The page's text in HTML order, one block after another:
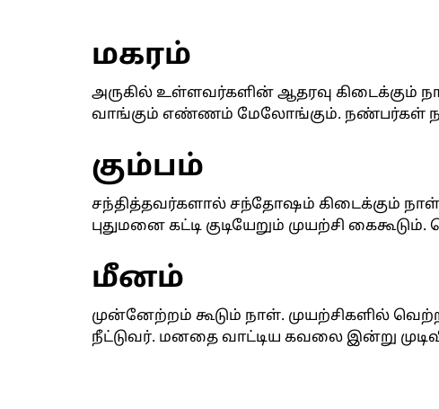
மகரம்
அருகில் உள்ளவர்களின் ஆதரவு கிடைக்கும்
வாங்கும் எண்ணம் மேலோங்கும். நண்பர்கள்
கும்பம்
சந்தித்தவர்களால் சந்தோஷம் கிடைக்கும்
புதுமனை கட்டி குடியேறும் முயற்சி
மீனம்
முன்னேற்றம் கூடும் நாள். முயற்சிகளில்
நீட்டுவர். மனதை வாட்டிய கவலை இன்று